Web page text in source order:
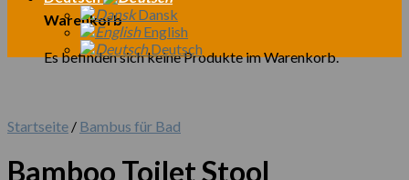
Warenkorb
Es befinden sich keine Produkte im Warenkorb.
Dansk
English
Deutsch
Startseite / Bambus für Bad
Bamboo Toilet Stool